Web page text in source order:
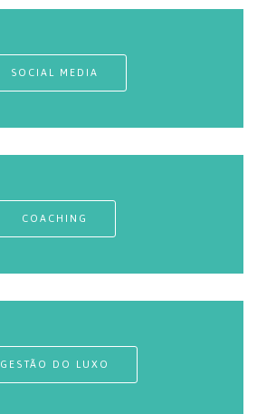
SOCIAL MEDIA
COACHING
GESTÃO DO LUXO